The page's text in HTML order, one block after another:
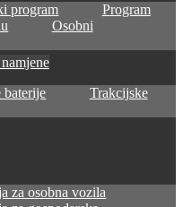
program
Program
Osobni
baterije
Trakcijske
za osobna vozila